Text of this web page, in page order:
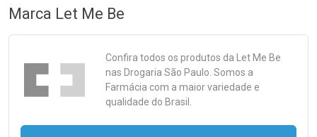
Marca Let Me Be
Confira todos os produtos da
Let Me Be
nas Drogaria São Paulo. Somos a
Farmácia com a maior variedade e
qualidade do Brasil.